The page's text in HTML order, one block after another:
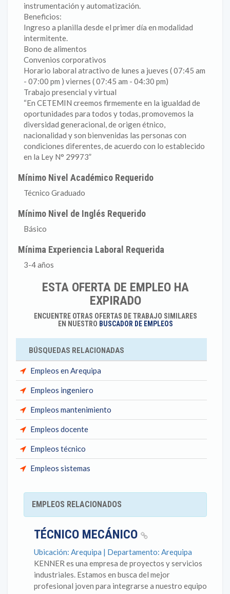
instrumentación y automatización.
Beneficios:
Ingreso a planilla desde el primer día en modalidad
intermitente.
Bono de alimentos
Convenios corporativos
Horario laboral atractivo de lunes a jueves ( 07:45 am
- 07:00 pm ) viernes ( 07:45 am - 04:30 pm)
Trabajo presencial y virtual
“En CETEMIN creemos firmemente en la igualdad de
oportunidades para todos y todas, promovemos la
diversidad generacional, de origen étnico,
nacionalidad y son bienvenidas las personas con
condiciones diferentes, de acuerdo con lo establecido
en la Ley N° 29973”
Mínimo Nivel Académico Requerido
Técnico Graduado
Mínimo Nivel de Inglés Requerido
Básico
Mínima Experiencia Laboral Requerida
3-4 años
ESTA OFERTA DE EMPLEO HA
EXPIRADO
ENCUENTRE OTRAS OFERTAS DE TRABAJO SIMILARES
EN NUESTRO BUSCADOR DE EMPLEOS
BÚSQUEDAS RELACIONADAS
Empleos en Arequipa
Empleos ingeniero
Empleos mantenimiento
Empleos docente
Empleos técnico
Empleos sistemas
EMPLEOS RELACIONADOS
TÉCNICO MECÁNICO
Ubicación: Arequipa | Departamento: Arequipa
KENNER es una empresa de proyectos y servicios
industriales. Estamos en busca del mejor
profesional joven para integrarse a nuestro equipo